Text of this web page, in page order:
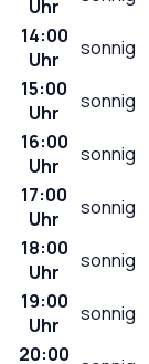
Uhr
14:00
Uhr
sonnig
15:00
Uhr
sonnig
16:00
Uhr
sonnig
17:00
Uhr
sonnig
18:00
Uhr
sonnig
19:00
Uhr
sonnig
20:00